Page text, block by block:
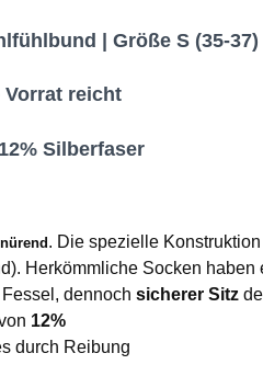
| Größe S (35-
Vorrat reicht
Silberfaser
. Die spezielle
Herkömmliche Socken haben
dennoch sicherer Sitz
12%
durch Reibung